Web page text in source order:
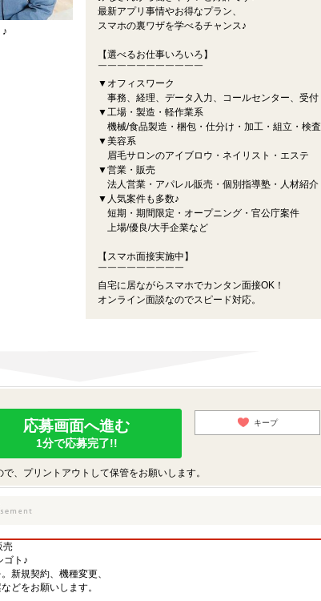
最新アプリ事情やお得なプラン、
スマホの裏ワザを学べるチャンス♪
【選べるお仕事いろいろ】
￣￣￣￣￣￣￣￣￣￣￣
▼オフィスワーク
事務、経理、データ入力、コールセンター、受付
▼工場・製造・軽作業系
機械/食品製造・梱包・仕分け・加工・組立・検査
▼美容系
眉毛サロンのアイブロウ・ネイリスト・エステ
▼営業・販売
法人営業・アパレル販売・個別指導塾・人材紹介
▼人気案件も多数♪
短期・期間限定・オープニング・官公庁案件
上場/優良/大手企業など
【スマホ面接実施中】
￣￣￣￣￣￣￣￣￣
自宅に居ながらスマホでカンタン面接OK！
オンライン面談なのでスピード対応。
応募画面へ進む
1分で応募完了!!
キープ
、プリントアウトして保管をお願いします。
売
ゴト♪
新規契約、機種変更、
どをお願いします。